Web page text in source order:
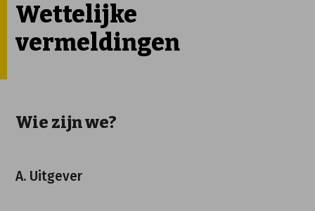
Wettelijke
vermeldingen
Wie zijn we?
A. Uitgever